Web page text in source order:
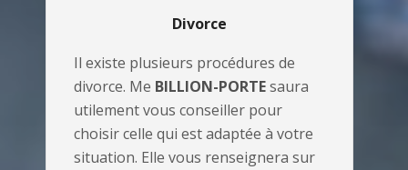
Divorce
Il existe plusieurs procédures de
divorce. Me BILLION-PORTEsaura
utilement vous conseiller pour
choisir celle qui est adaptée à votre
situation. Elle vous renseignera sur